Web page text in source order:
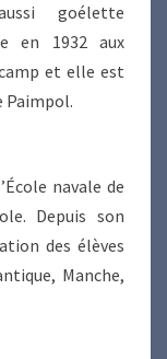
goélette
en 1932 aux
et elle est
Paimpol.
navale de
Depuis son
des élèves
Manche,